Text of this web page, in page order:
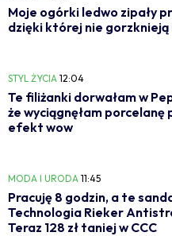
Moje ogórki ledwo zipały
dzięki której nie gorzknieją
STYL ŻYCIA 12:04
Te filiżanki dorwałam w
że wyciągnęłam porcelanę
efekt wow
MODA I URODA 11:45
Pracuję 8 godzin, a te
Technologia Rieker
Teraz 128 zł taniej w CCC